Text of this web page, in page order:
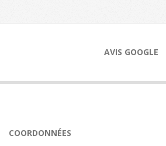
AVIS GOOGLE
COORDONNÉES